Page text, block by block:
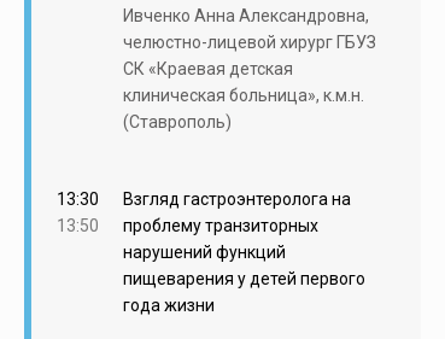
Ивченко Анна Александровна,
челюстно-лицевой хирург ГБУЗ
СК «Краевая детская
клиническая больница», к.м.н.
(Ставрополь)
13:30
13:50
Взгляд гастроэнтеролога на
проблему транзиторных
нарушений функций
пищеварения у детей первого
года жизни